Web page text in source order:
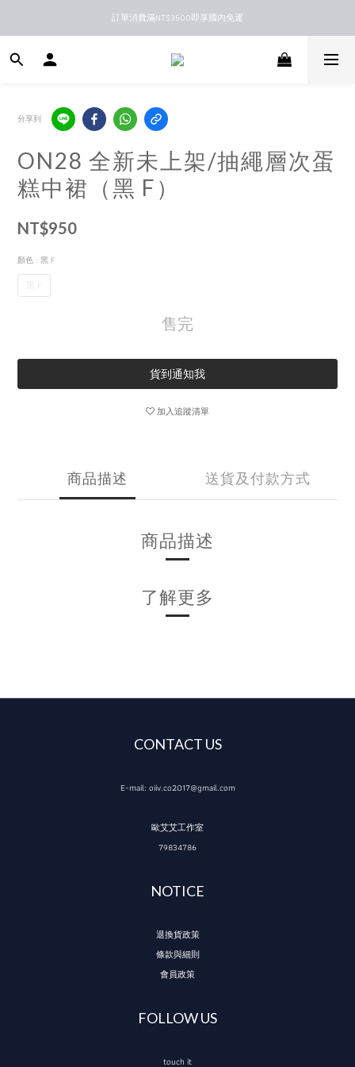
新馬港澳順豐到付配送
訂單消費滿NT$3500即享國內免運
新馬港澳順豐到付配送
分享到
ON28 全新未上架/抽繩層次蛋
糕中裙（黑 F）
NT$950
顏色 : 黑 F
售完
貨到通知我
加入追蹤清單
商品描述 送貨及付款方式
商品描述
了解更多
CONTACT US
E-mail: oiiv.co2017@gmail.com
歐艾艾工作室
79834786
NOTICE
退換貨政策
條款與細則
會員政策
FOLLOW US
touch it